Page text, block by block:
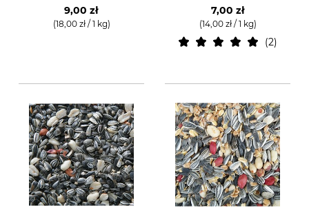
9,00 zł
(18,00 zł / 1 kg)
7,00 zł
(14,00 zł / 1 kg)
2